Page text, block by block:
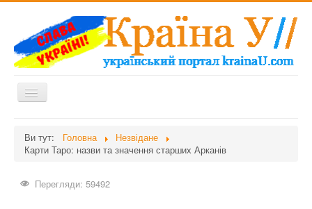
Перемикач
навігації
Дієти
Ви тут: Головна
Незвідане
Карти Таро: назви та значення старших Арканів
Перегляди: 59492